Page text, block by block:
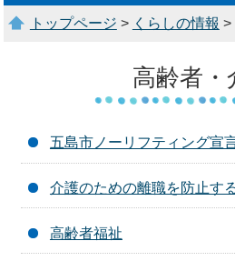
トップページ > くらしの情報 >
高齢者・
五島市ノーリフティング宣
介護のための離職を防止す
高齢者福祉